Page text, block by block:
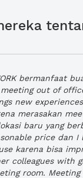
bermanfaat
out of
new experiences
merasakan
baru yang
price dan I
karena bisa
colleagues with
room. Meeting